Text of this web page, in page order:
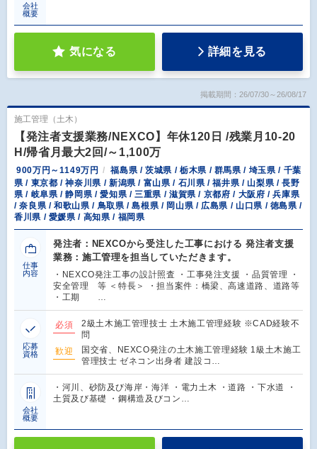
会社
概要
気になる 詳細を見る
掲載期間：26/07/30～26/08/17
施工管理（土木）
【発注者支援業務/NEXCO】年休120日 /残業月10-20
H/帰省月最大2回/～1,100万
900万円～1149万円
福島県 / 茨城県 / 栃木県 / 群馬県 / 埼玉県 / 千葉
県 / 東京都 / 神奈川県 / 新潟県 / 富山県 / 石川県 / 福井県 / 山梨県 / 長野
県 / 岐阜県 / 静岡県 / 愛知県 / 三重県 / 滋賀県 / 京都府 / 大阪府 / 兵庫県
/ 奈良県 / 和歌山県 / 鳥取県 / 島根県 / 岡山県 / 広島県 / 山口県 / 徳島県 /
香川県 / 愛媛県 / 高知県 / 福岡県
仕事
内容
発注者：NEXCOから受注した工事における 発注者支援
業務：施工管理を担当していただきます。
・NEXCO発注工事の設計照査 ・工事発注支援 ・品質管理 ・
安全管理 等 ＜特長＞ ・担当案件：橋梁、高速道路、道路等
・工期 …
応募
資格
必須
2級土木施工管理技士 土木施工管理経験 ※CAD経験不
問
歓迎
国交省、NEXCO発注の土木施工管理経験 1級土木施工
管理技士 ゼネコン出身者 建設コ…
会社
概要
・河川、砂防及び海岸・海洋 ・電力土木 ・道路 ・下水道 ・
土質及び基礎 ・鋼構造及びコン…